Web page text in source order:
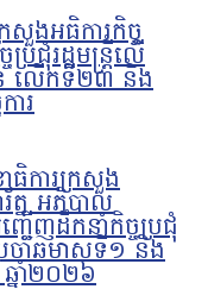
សួងអធិការកិច្ច
ជុំរដ្ឋមន្ត្រីលើ
លើកទី២៣ និង
ារ
ធិការក្រសួង
ត្ន អភិបាល
ើញដឹកនាំកិច្ចប្រជុំ
ចាំឆមាសទី១ និង
នាំ២០២៦